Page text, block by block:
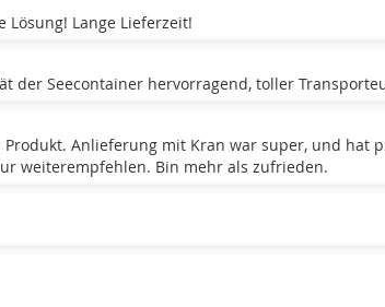
Lösung! Lange Lieferzeit!
der Seecontainer hervorragend, toller
Anlieferung mit Kran war super, und
weiterempfehlen. Bin mehr als zufrieden.